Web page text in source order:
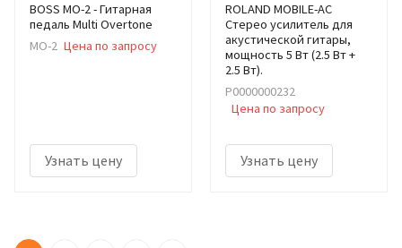
BOSS MO-2 - Гитарная
педаль Multi Overtone
MO-2 Цена по запросу
Узнать цену
ROLAND MOBILE-AC
Стерео усилитель для
акустической гитары,
мощность 5 Вт (2.5 Вт +
2.5 Вт).
Р0000000232
Цена по запросу
Узнать цену